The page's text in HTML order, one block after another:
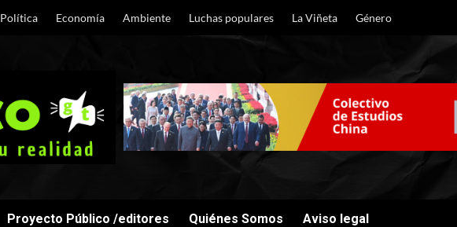
Política Economía Ambiente Luchas populares La Viñeta Género
Proyecto Público /editores Quiénes Somos Aviso legal